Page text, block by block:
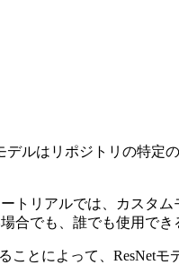
ルはリポジトリの特
リアルでは、カスタ
合でも、誰でも使用でき
ことによって、ResNetモ